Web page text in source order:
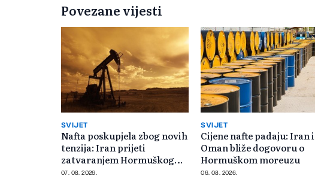
Povezane vijesti
SVIJET
Nafta poskupjela zbog novih
tenzija: Iran prijeti
zatvaranjem Hormuškog
moreuza
07. 08. 2026.
SVIJET
Cijene nafte padaju: Iran i
Oman bliže dogovoru o
Hormuškom moreuzu
06. 08. 2026.